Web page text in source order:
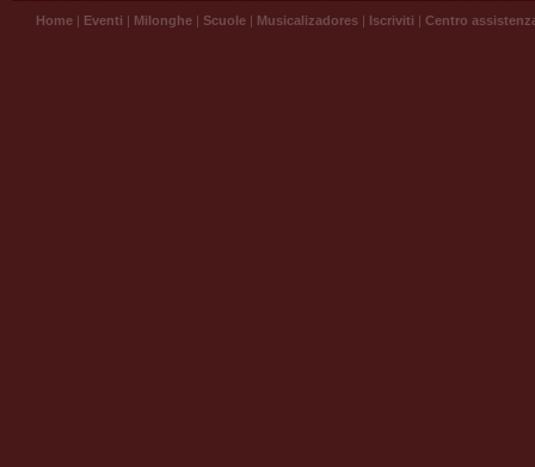
Home | Eventi | Milonghe | Scuole | Musicalizadores | Iscriviti | Centro